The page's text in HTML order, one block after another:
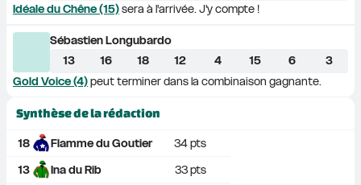
Idéale du Chêne (15) sera à l'arrivée. J'y compte !
Sébastien Longubardo
13
16 18 12 4 15 6
3
Gold Voice (4) peut terminer dans la combinaison gagnante.
Synthèse de la rédaction
18 Flamme du Goutier 34 pts
13
Ina du Rib 33 pts